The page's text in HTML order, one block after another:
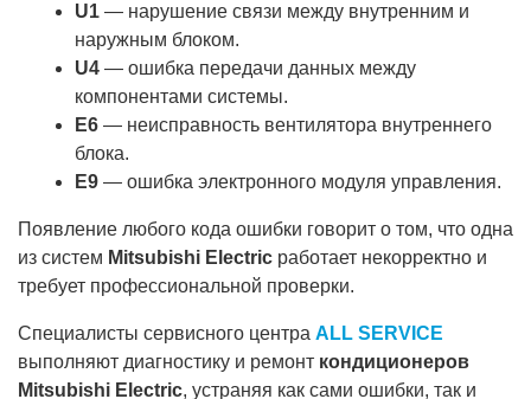
U1 — нарушение связи между внутренним и
наружным блоком.
U4 — ошибка передачи данных между
компонентами системы.
E6 — неисправность вентилятора внутреннего
блока.
E9 — ошибка электронного модуля управления.
Появление любого кода ошибки говорит о том, что одна
из систем Mitsubishi Electric работает некорректно и
требует профессиональной проверки.
Специалисты сервисного центра ALL SERVICE
выполняют диагностику и ремонт кондиционеров
Mitsubishi Electric, устраняя как сами ошибки, так и